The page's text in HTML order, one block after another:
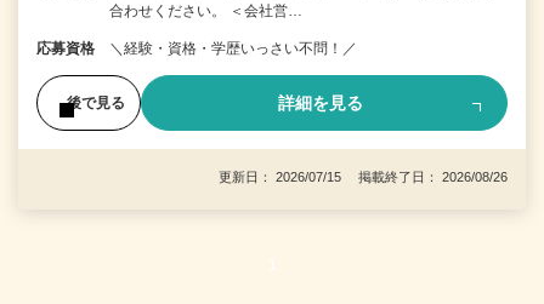
合わせください。 ＜会社営…
応募資格 ＼経験・資格・学歴いっさい不問！／
後で見る 詳細を見る
更新日： 2026/07/15 掲載終了日： 2026/08/26
1